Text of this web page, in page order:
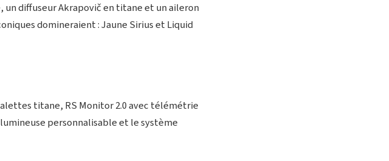
un diffuseur Akrapovič en titane et un aileron
domineraient : Jaune Sirius et Liquid
titane, RS Monitor 2.0 avec télémétrie
personnalisable et le système